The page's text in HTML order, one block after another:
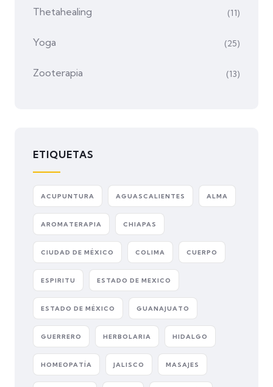
Thetahealing (11)
Yoga (25)
Zooterapia (13)
ETIQUETAS
ACUPUNTURA AGUASCALIENTES ALMA
AROMATERAPIA CHIAPAS
CIUDAD DE MÉXICO COLIMA CUERPO
ESPIRITU ESTADO DE MEXICO
ESTADO DE MÉXICO GUANAJUATO
GUERRERO HERBOLARIA HIDALGO
HOMEOPATÍA JALISCO MASAJES